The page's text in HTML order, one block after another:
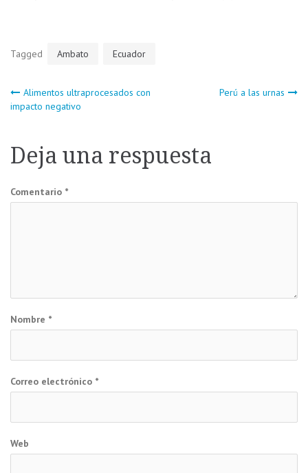
Tagged Ambato Ecuador
Navegación
entradas
Alimentos ultraprocesados con
impacto negativo
Perú a las urnas
Deja una respuesta
Comentario *
Nombre *
Correo electrónico *
Web